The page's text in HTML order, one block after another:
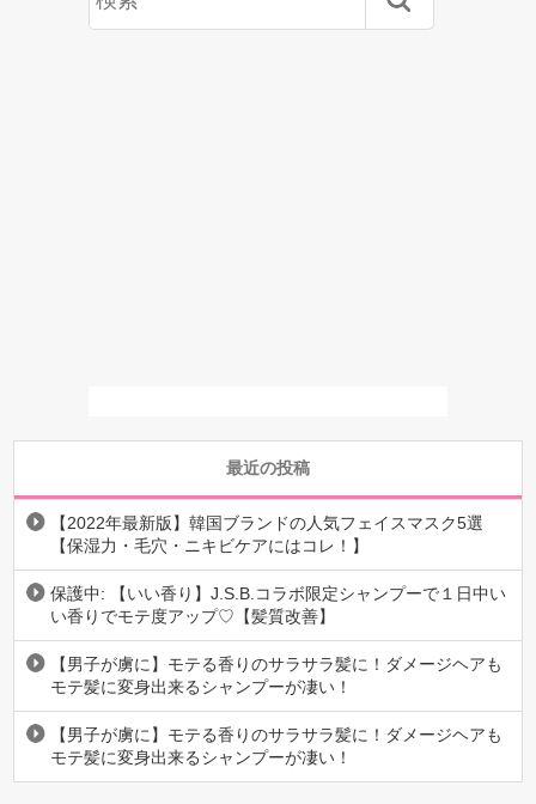
最近の投稿
【2022年最新版】韓国ブランドの人気フェイスマスク5選
【保湿力・毛穴・ニキビケアにはコレ！】
保護中: 【いい香り】J.S.B.コラボ限定シャンプーで１日中い
い香りでモテ度アップ♡【髪質改善】
【男子が虜に】モテる香りのサラサラ髪に！ダメージヘアも
モテ髪に変身出来るシャンプーが凄い！
【男子が虜に】モテる香りのサラサラ髪に！ダメージヘアも
モテ髪に変身出来るシャンプーが凄い！